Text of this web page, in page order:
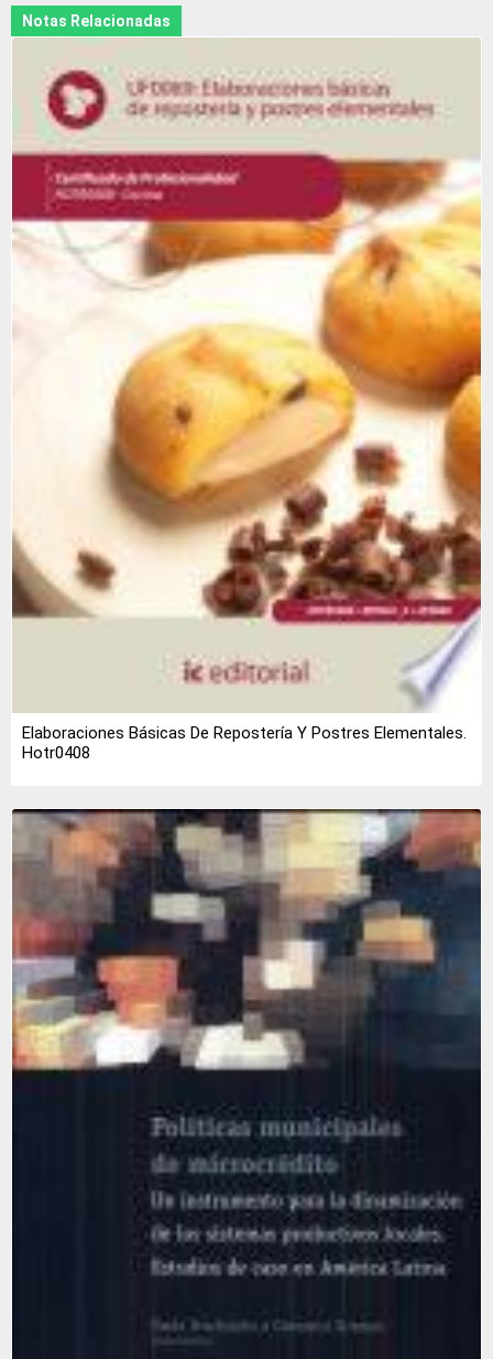
Notas Relacionadas
Elaboraciones Básicas De Repostería Y Postres Elementales.
Hotr0408